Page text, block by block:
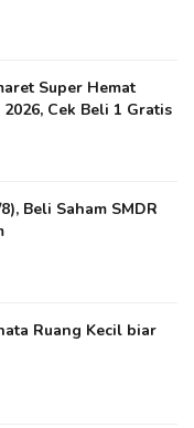
Super Hemat
Cek Beli 1 Gratis
Beli Saham SMDR
Ruang Kecil biar